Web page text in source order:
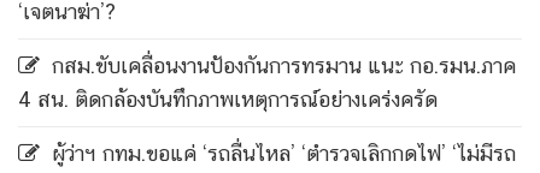
‘เจตนาฆ่า’?
กสม.ขับเคลื่อนงานป้องกันการทรมาน แนะ กอ.รมน.ภาค
4 สน. ติดกล้องบันทึกภาพเหตุการณ์อย่างเคร่งครัด
ผู้ว่าฯ กทม.ขอแค่ ‘รถลื่นไหล’ ‘ตำรวจเลิกกดไฟ’ ‘ไม่มีรถ